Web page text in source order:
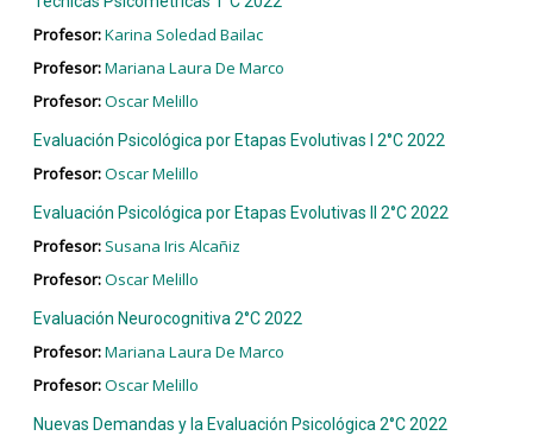
Profesor:Karina Soledad Bailac
Profesor:Mariana Laura De Marco
Profesor:Oscar Melillo
Evaluación Psicológica por Etapas Evolutivas I 2°C 2022
Profesor:Oscar Melillo
Evaluación Psicológica por Etapas Evolutivas II 2°C 2022
Profesor: Susana Iris Alcañiz
Profesor:Oscar Melillo
Evaluación Neurocognitiva 2°C 2022
Profesor:Mariana Laura De Marco
Profesor:Oscar Melillo
Nuevas Demandas y la Evaluación Psicológica 2°C 2022